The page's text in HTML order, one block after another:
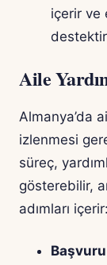
içerir ve
Aile
Almanya’da
izlenmesi
süreç,
gösterebilir,
adımları içerir:
Başvuru